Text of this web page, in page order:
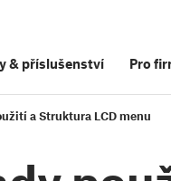
& příslušenství Pro
a Struktura LCD menu